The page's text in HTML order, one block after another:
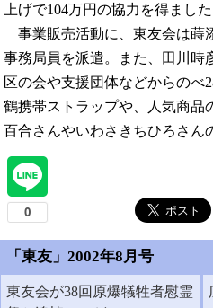
上げで104万円の協力を得ました
事業販売活動に、東友会は蒔
事務局員を派遣。また、田川時
区の会や支援団体などからのべ
鶴携帯ストラップや、人気商品
百合さんやいわさきちひろさん
「東友」2002年8月号
東友会が38回原爆犠牲者慰霊